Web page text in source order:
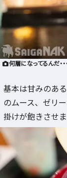
何層になってるんだ・・
基本は甘みのあ
のムース、ゼリ
掛けが飽きさせま